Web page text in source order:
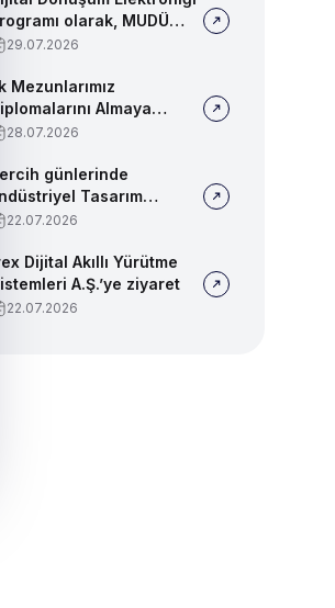
olarak, MUDÜ
Tanıtım Günleri'nde
29.07.2026
Mezunlarımız
Almaya
28.07.2026
günlerinde
Tasarım
tanıtmaya
22.07.2026
Dijital Akıllı Yürütme
A.Ş.’ye ziyaret
22.07.2026